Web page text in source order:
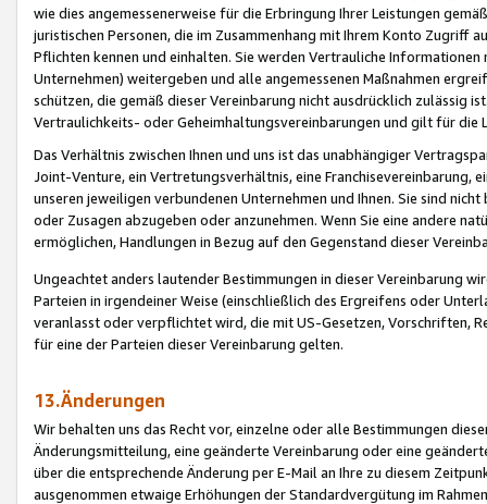
wie dies angemessenerweise für die Erbringung Ihrer Leistungen
juristischen Personen, die im Zusammenhang mit Ihrem Konto
Pflichten kennen und einhalten. Sie werden Vertrauliche
Unternehmen) weitergeben und alle angemessenen Maßnahmen
schützen, die gemäß dieser Vereinbarung nicht ausdrücklich zulässig
Vertraulichkeits- oder Geheimhaltungsvereinbarungen und gilt für die
Das Verhältnis zwischen Ihnen und uns ist das unabhängiger
Joint-Venture, ein Vertretungsverhältnis, eine Franchisevereinbarung,
unseren jeweiligen verbundenen Unternehmen und Ihnen. Sie sind
oder Zusagen abzugeben oder anzunehmen. Wenn Sie eine andere
ermöglichen, Handlungen in Bezug auf den Gegenstand dieser
Ungeachtet anders lautender Bestimmungen in dieser Vereinbarung
Parteien in irgendeiner Weise (einschließlich des Ergreifens oder
veranlasst oder verpflichtet wird, die mit US-Gesetzen, Vorschriften,
für eine der Parteien dieser Vereinbarung gelten.
13.Änderungen
Wir behalten uns das Recht vor, einzelne oder alle Bestimmungen
Änderungsmitteilung, eine geänderte Vereinbarung oder eine
über die entsprechende Änderung per E-Mail an Ihre zu diesem
ausgenommen etwaige Erhöhungen der Standardvergütung im